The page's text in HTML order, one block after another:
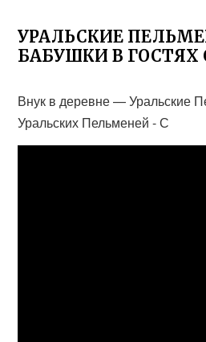
УРАЛЬСКИЕ
БАБУШКИ В ГОСТЯХ
Внук в деревне — Уральские
Уральских Пельменей - С